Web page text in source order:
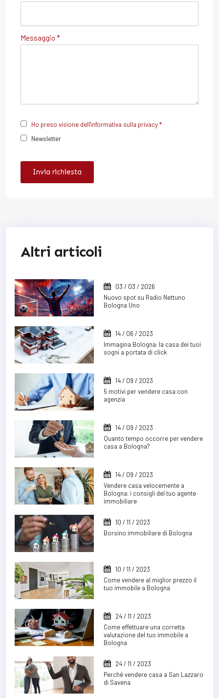
Altri articoli
03 / 03 / 2026
Nuovo spot su Radio Nettuno
Bologna Uno
14 / 06 / 2023
Immagina Bologna: la casa dei tuoi
sogni a portata di click
14 / 09 / 2023
5 motivi per vendere casa con
agenzia
14 / 09 / 2023
Quanto tempo occorre per vendere
casa a Bologna?
14 / 09 / 2023
Vendere casa velocemente a
Bologna: i consigli del tuo agente
immobiliare
10 / 11 / 2023
Borsino immobiliare di Bologna
10 / 11 / 2023
Come vendere al miglior prezzo il
tuo immobile a Bologna
24 / 11 / 2023
Come effettuare una corretta
valutazione del tuo immobile a
Bologna
24 / 11 / 2023
Perché vendere casa a San Lazzaro
di Savena
Messaggio *
Ho preso visione dell'informativa sulla privacy *
Newsletter
Invia richiesta